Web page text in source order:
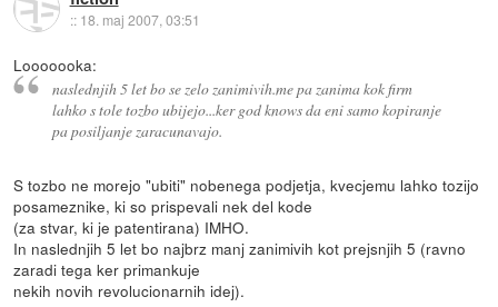
:: 18. maj 2007, 03:51
Looooooka:
naslednjih 5 let bo se zelo zanimivih.me pa zanima kok firm
lahko s tole tozbo ubijejo...ker god knows da eni samo kopiranje
pa posiljanje zaracunavajo.
S tozbo ne morejo "ubiti" nobenega podjetja, kvecjemu lahko tozijo
posameznike, ki so prispevali nek del kode
(za stvar, ki je patentirana) IMHO.
In naslednjih 5 let bo najbrz manj zanimivih kot prejsnjih 5 (ravno
zaradi tega ker primankuje
nekih novih revolucionarnih idej).